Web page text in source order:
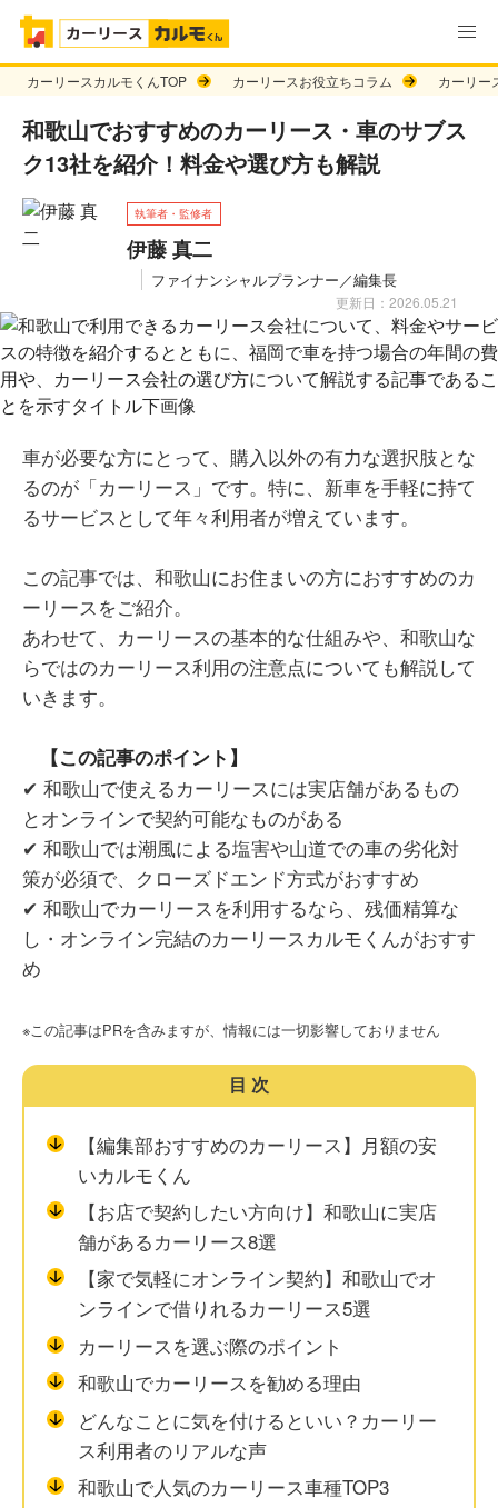
カーリースカルモくんTOP カーリースお役立ちコラム カーリー
和歌山でおすすめのカーリース・車のサブス
ク13社を紹介！料金や選び方も解説
執筆者・監修者
伊藤 真二
ファイナンシャルプランナー／編集長
更新日：2026.05.21
車が必要な方にとって、購入以外の有力な選択肢とな
るのが「カーリース」です。特に、新車を手軽に持て
るサービスとして年々利用者が増えています。
この記事では、和歌山にお住まいの方におすすめのカ
ーリースをご紹介。
あわせて、カーリースの基本的な仕組みや、和歌山な
らではのカーリース利用の注意点についても解説して
いきます。
【この記事のポイント】
✔ 和歌山で使えるカーリースには実店舗があるもの
とオンラインで契約可能なものがある
✔ 和歌山では潮風による塩害や山道での車の劣化対
策が必須で、クローズドエンド方式がおすすめ
✔ 和歌山でカーリースを利用するなら、残価精算な
し・オンライン完結のカーリースカルモくんがおすす
め
※この記事はPRを含みますが、情報には一切影響しておりません
目次
【編集部おすすめのカーリース】月額の安
いカルモくん
【お店で契約したい方向け】和歌山に実店
舗があるカーリース8選
【家で気軽にオンライン契約】和歌山でオ
ンラインで借りれるカーリース5選
カーリースを選ぶ際のポイント
和歌山でカーリースを勧める理由
どんなことに気を付けるといい？カーリー
ス利用者のリアルな声
和歌山で人気のカーリース車種TOP3